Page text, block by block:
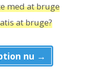
med at bruge
at bruge?
nu →